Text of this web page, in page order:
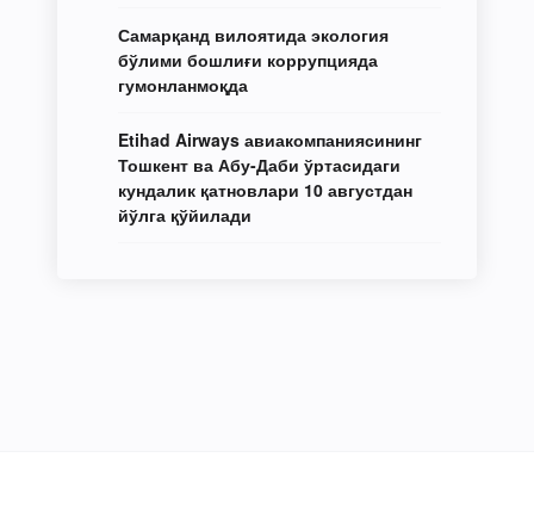
Самарқанд вилоятида экология
бўлими бошлиғи коррупцияда
гумонланмоқда
Etihad Airways авиакомпаниясининг
Тошкент ва Абу-Даби ўртасидаги
кундалик қатновлари 10 августдан
йўлга қўйилади